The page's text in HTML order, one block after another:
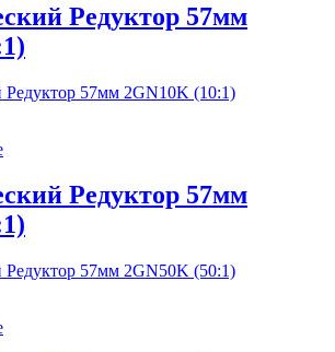
Редуктор 57мм
Редуктор 57мм